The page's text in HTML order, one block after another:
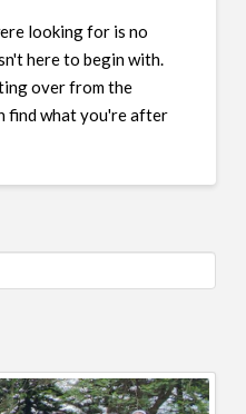
looking for is no
here to begin with.
over from the
find what you're after